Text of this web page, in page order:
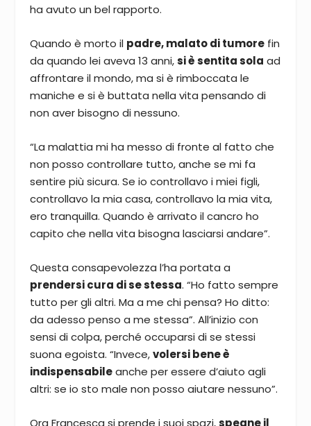
ha avuto un bel rapporto.
Quando è morto il padre, malato di tumorefin
da quando lei aveva 13 anni,si è sentita sola ad
affrontare il mondo, ma si è rimboccata le
maniche e si è buttata nella vita pensando di
non aver bisogno di nessuno.
“La malattia mi ha messo di fronte al fatto che
non posso controllare tutto, anche se mi fa
sentire più sicura. Se io controllavo i miei figli,
controllavo la mia casa, controllavo la mia vita,
ero tranquilla. Quando è arrivato il cancro ho
capito che nella vita bisogna lasciarsi andare”.
Questa consapevolezza l’ha portata a
prendersi cura di se stessa. “Ho fatto sempre
tutto per gli altri. Ma a me chi pensa? Ho ditto:
da adesso penso a me stessa”. All’inizio con
sensi di colpa, perché occuparsi di se stessi
suona egoista. “Invece,volersi bene è
indispensabileanche per essere d’aiuto agli
altri: se io sto male non posso aiutare nessuno”.
Ora Francesca si prende i suoi spazi,spegne il